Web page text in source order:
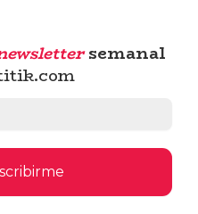
semanal